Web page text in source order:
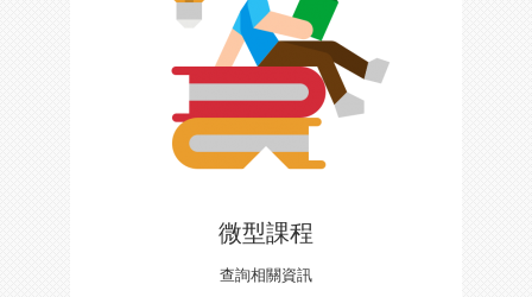
微型課程
查詢相關資訊